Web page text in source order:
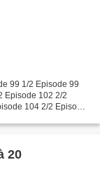
99 1/2 Episode 99
Episode 102 2/2
104 2/2 Episode
20